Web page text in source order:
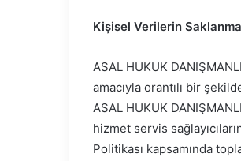
Kişisel Verilerin
ASAL HUKUK
amacıyla orantılı bir
ASAL HUKUK
hizmet servis
Politikası kapsamında